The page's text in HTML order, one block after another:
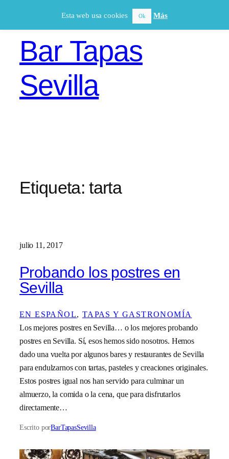
Bar Tapas
Sevilla
Etiqueta:tarta
julio 11, 2017
Probando los postres en
Sevilla
EN ESPAÑOL, TAPAS Y GASTRONOMÍA
Los mejores postres en Sevilla… o los mejores probando
postres en Sevilla. Sí, esos hemos sido nosotros. Hemos
dado una vuelta por algunos bares y restaurantes de Sevilla
para endulzarnos con tartas, pasteles y creaciones originales.
Estos postres igual nos han servido para culminar un
almuerzo, la comida o la cena, que para disfrutarlos
directamente…
Escrito porBarTapasSevilla
Esta web usa cookies Ok Más